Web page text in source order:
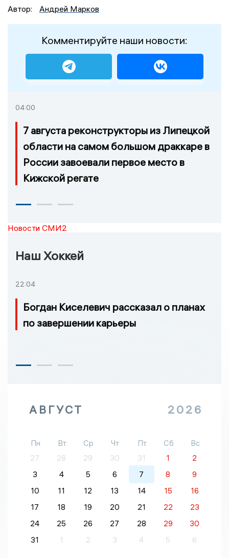
Автор:
Андрей Марков
Комментируйте наши новости:
04:00
7 августа реконструкторы из Липецкой
области на самом большом драккаре в
России завоевали первое место в
Кижской регате
Новости СМИ2
Наш Хоккей
22:04
Богдан Киселевич рассказал о планах
по завершении карьеры
АВГУСТ 2026
Пн Вт Ср Чт Пт Сб
Вс
27
28 29 30 31 1
2
3
4 5 6 7 8
9
10
11 12 13 14 15
16
17
18 19 20 21 22
23
24
25 26 27 28 29
30
31
1 2 3 4 5 6